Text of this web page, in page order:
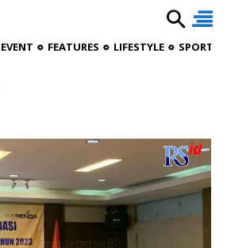
EVENT FEATURES LIFESTYLE